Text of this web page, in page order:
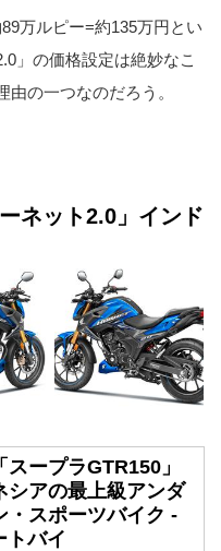
万ルピー=約135万円とい
」の価格設定は絶妙なこ
の一つなのだろう。
ネット2.0」インド
スープラGTR150」
シアの最上級アンダ
・スポーツバイク -
トバイ